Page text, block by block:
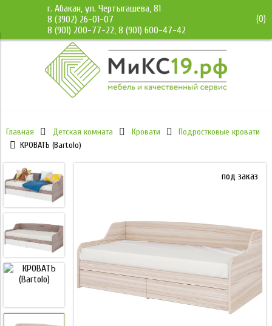
г. Абакан, ул. Чертыгашева, 81
8 (3902) 26-01-07
8 (901) 200-77-22, 8 (901) 600-47-42
(0)
Главная Детская комната Кровати
Подростковые кровати
КРОВАТЬ (Bartolo)
под заказ под заказ